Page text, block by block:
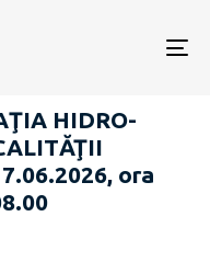
HIDRO-
ora